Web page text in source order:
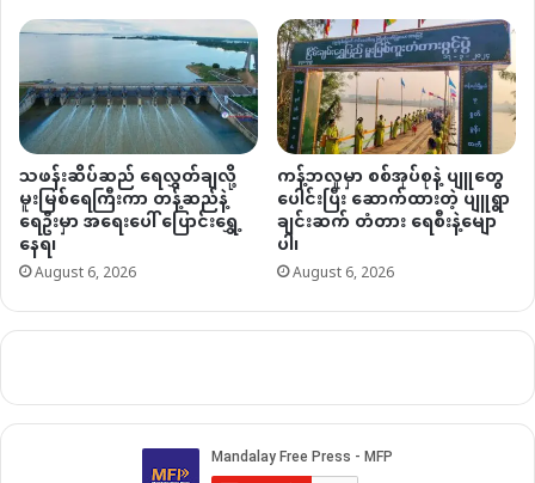
သဖန်းဆိပ်ဆည် ရေလွှတ်ချလို့
မူးမြစ်ရေကြီးကာ တန့်ဆည်နဲ့
ရေဦးမှာ အရေးပေါ် ပြောင်းရွှေ့
နေရ၊
August 6, 2026
ကန့်ဘလူမှာ စစ်အုပ်စုနဲ့ ပျူတွေ
ပေါင်းပြီး ဆောက်ထားတဲ့ ပျူရွာ
ချင်းဆက် တံတား ရေစီးနဲ့မျော
ပါ၊
August 6, 2026